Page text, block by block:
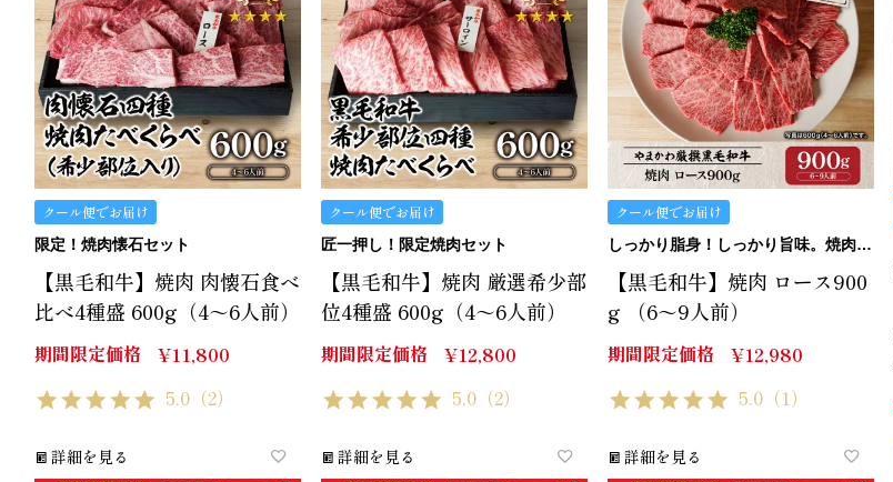
クール便でお届け
限定！焼肉懐石セット
【黒毛和牛】焼肉 肉懐石食べ
比べ4種盛 600g（4～6人前）
期間限定価格 ¥11,800
5.0 （2）
詳細を見る
クール便でお届け
匠一押し！限定焼肉セット
【黒毛和牛】焼肉 厳選希少部
位4種盛 600g（4～6人前）
期間限定価格 ¥12,800
5.0 （2）
詳細を見る
クール便でお届け
しっかり脂身！しっかり旨味。焼肉ロースです。
【黒毛和牛】焼肉 ロース900
g （6～9人前）
期間限定価格 ¥12,980
5.0 （1）
詳細を見る